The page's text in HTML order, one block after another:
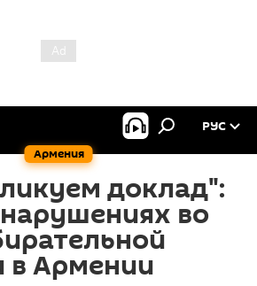
Армения
РУС
доклад":
во
в Армении